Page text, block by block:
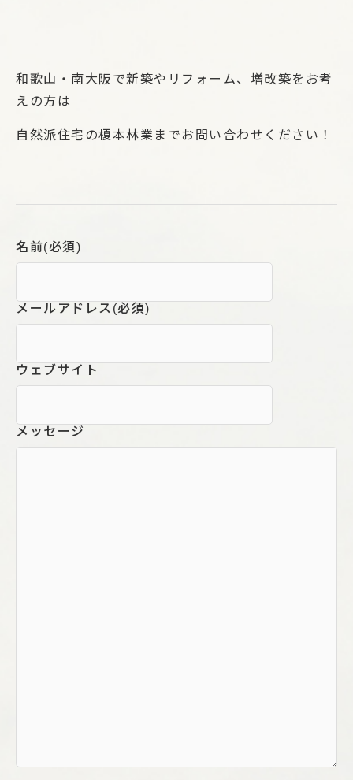
和歌山・南大阪で新築やリフォーム、増改築をお考
えの方は
自然派住宅の榎本林業までお問い合わせください！
名前(必須)
メールアドレス (必須)
ウェブサイト
メッセージ